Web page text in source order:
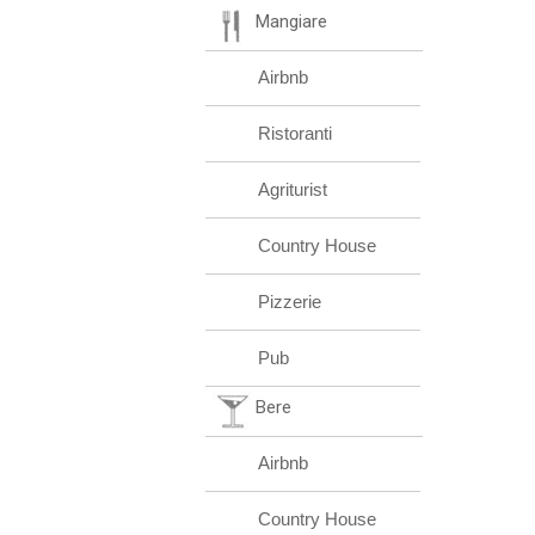
Mangiare
Airbnb
Ristoranti
Agriturist
Country House
Pizzerie
Pub
Bere
Airbnb
Country House